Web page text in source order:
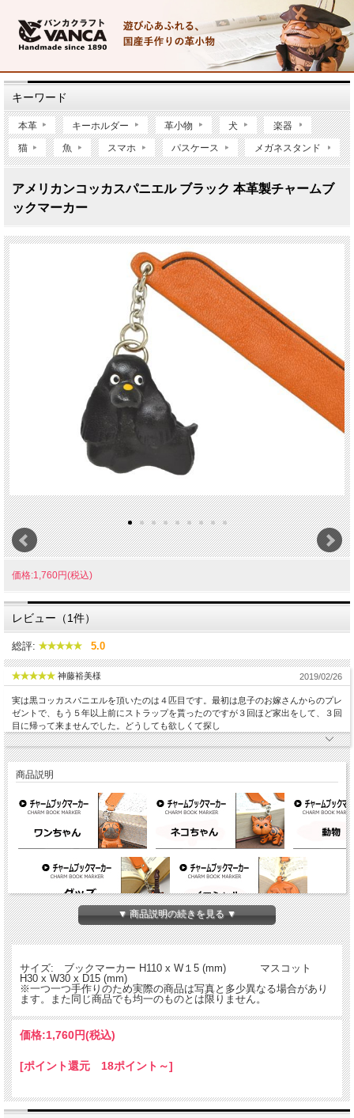
キーワード
本革 キーホルダー 革小物 犬 楽器
猫 魚 スマホ パスケース メガネスタンド
アメリカンコッカスパニエル ブラック 本革製チャームブ
ックマーカー
価格:1,760円(税込)
レビュー（1件）
総評: 5.0
神藤裕美様 2019/02/26
実は黒コッカスパニエルを頂いたのは４匹目です。最初は息子のお嫁さんからのプレ
ゼントで、もう５年以上前にストラップを貰ったのですが３回ほど家出をして、３回
目に帰って来ませんでした。どうしても欲しくて探し
商品説明
バンカクラフト「革物語」チャームブックマーカーシリーズ。熟練した職人が一つ
ー。文庫本用のブックマーカーです。
▼ 商品説明の続きを見る ▼
サイズ: ブックマーカー H110 x W１5 (mm) マスコット
H30 x W30 x D15 (mm)
※一つ一つ手作りのため実際の商品は写真と多少異なる場合があり
ます。また同じ商品でも均一のものとは限りません。
価格:1,760円(税込)
[ポイント還元 18ポイント～]